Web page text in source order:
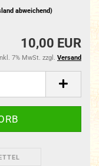
abweichend)
10,00 EUR
7% MwSt. zzgl. Versand